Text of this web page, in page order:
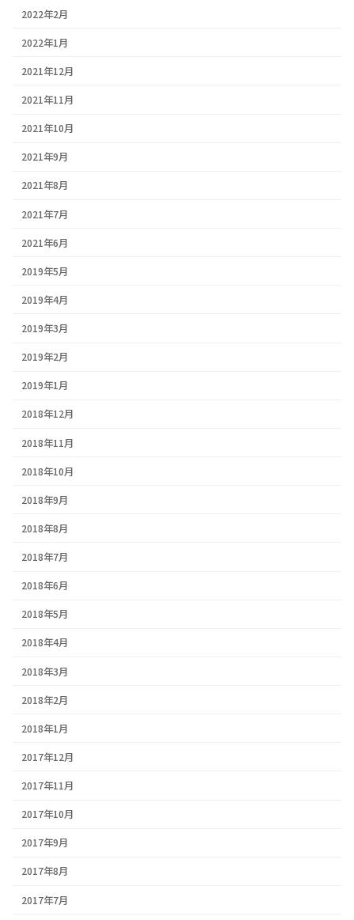
2022年2月
2022年1月
2021年12月
2021年11月
2021年10月
2021年9月
2021年8月
2021年7月
2021年6月
2019年5月
2019年4月
2019年3月
2019年2月
2019年1月
2018年12月
2018年11月
2018年10月
2018年9月
2018年8月
2018年7月
2018年6月
2018年5月
2018年4月
2018年3月
2018年2月
2018年1月
2017年12月
2017年11月
2017年10月
2017年9月
2017年8月
2017年7月